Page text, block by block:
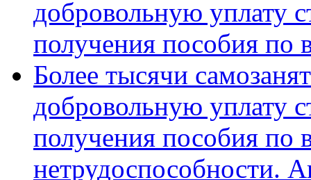
добровольную уплату
получения пособия по
Более тысячи
добровольную уплату
получения пособия по
нетрудоспособности.